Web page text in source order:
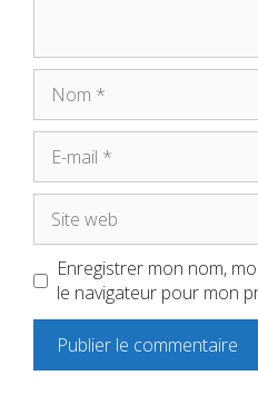
mail
web
Enregistrer mon nom,
le navigateur pour mon